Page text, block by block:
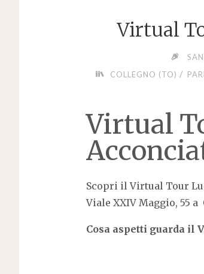
Virtual
COLLEGNO (TO) /
Virtual
Scopri il Virtual Tour
Viale XXIV Maggio, 55
Cosa aspetti guarda il